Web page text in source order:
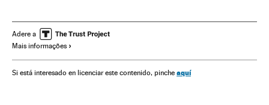
Grupos sociais Sociedade
Adere a
Mais informações
Si está interesado en licenciar este contenido, pinche aquí